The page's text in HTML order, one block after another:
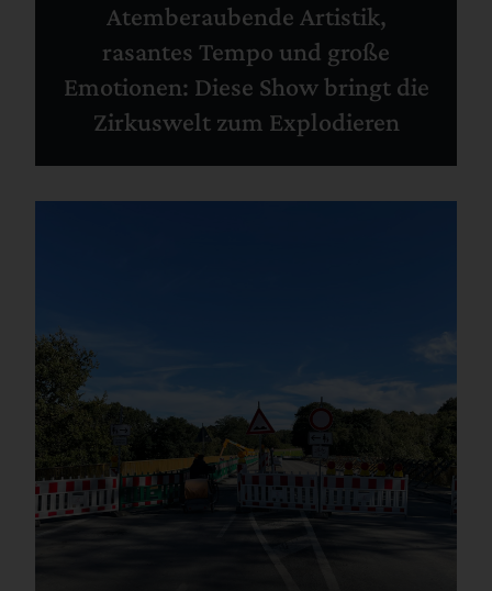
Atemberaubende Artistik,
rasantes Tempo und große
Emotionen: Diese Show bringt die
Zirkuswelt zum Explodieren